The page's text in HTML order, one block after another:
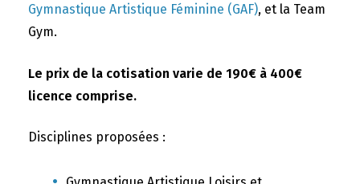
Gymnastique Artistique Féminine (GAF), et la Team
Gym.
Le prix de la cotisation varie de 190€ à 400€
licence comprise.
Disciplines proposées :